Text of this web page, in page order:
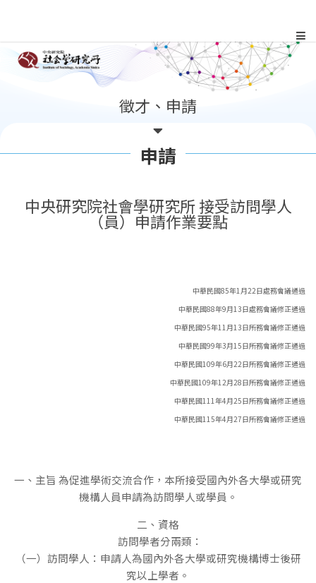
到
徵才、申請
申請
中央研究院社會學研究所 接受訪問學人
（員）申請作業要點
中華民國85年1月22日處務會議通過
中華民國88年9月13日處務會議修正通過
中華民國95年11月13日所務會議修正通過
中華民國99年3月15日所務會議修正通過
中華民國109年6月22日所務會議修正通過
中華民國109年12月28日所務會議修正通過
中華民國111年4月25日所務會議修正通過
中華民國115年4月27日所務會議修正通過
一、主旨 為促進學術交流合作，本所接受國內外各大學或研究
機構人員申請為訪問學人或學員。
二、資格
訪問學者分兩類：
（一）訪問學人：申請人為國內外各大學或研究機構博士後研
究以上學者。